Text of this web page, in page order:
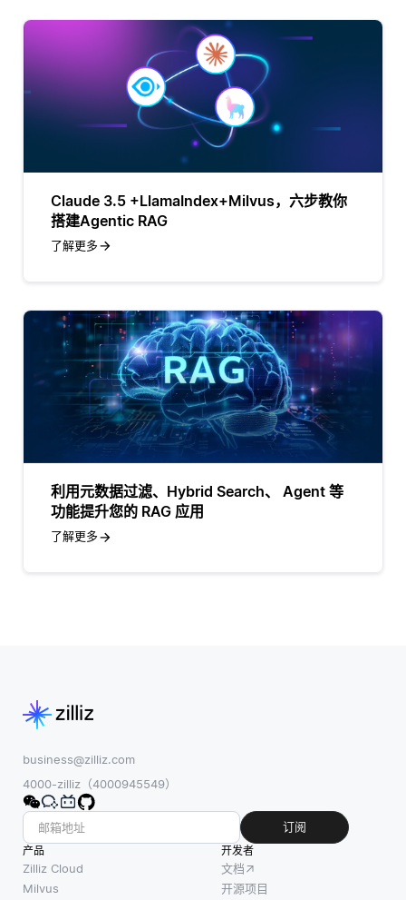
Claude 3.5 +LlamaIndex+Milvus，六步教你
搭建Agentic RAG
了解更多
利用元数据过滤、Hybrid Search、 Agent 等
功能提升您的 RAG 应用
了解更多
business@zilliz.com
4000-zilliz（4000945549）
订阅
产品
Zilliz Cloud
Milvus
开发者
文档
开源项目